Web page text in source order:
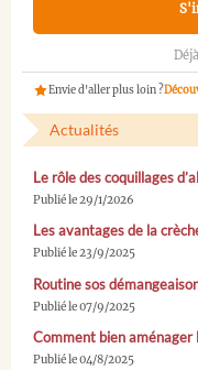
Envie d'aller plus loin ?
Actualités
Le rôle des coquillages
Publié le 29/1/2026
Les avantages de la
Publié le 23/9/2025
Routine sos
Publié le 07/9/2025
Comment bien aménager
Publié le 04/8/2025